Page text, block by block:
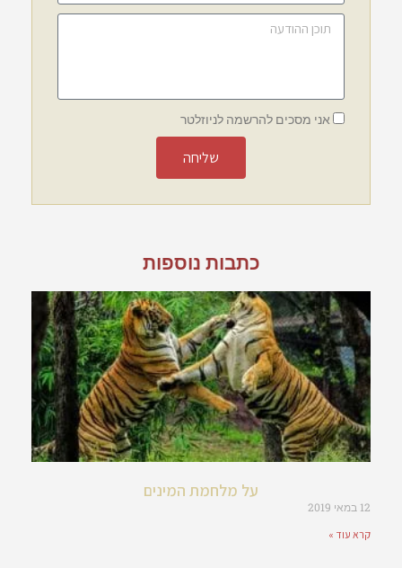
אני מסכים להרשמה לניוזלטר
שליחה
כתבות נוספות
על מלחמת המינים
12 במאי 2019
קרא עוד »